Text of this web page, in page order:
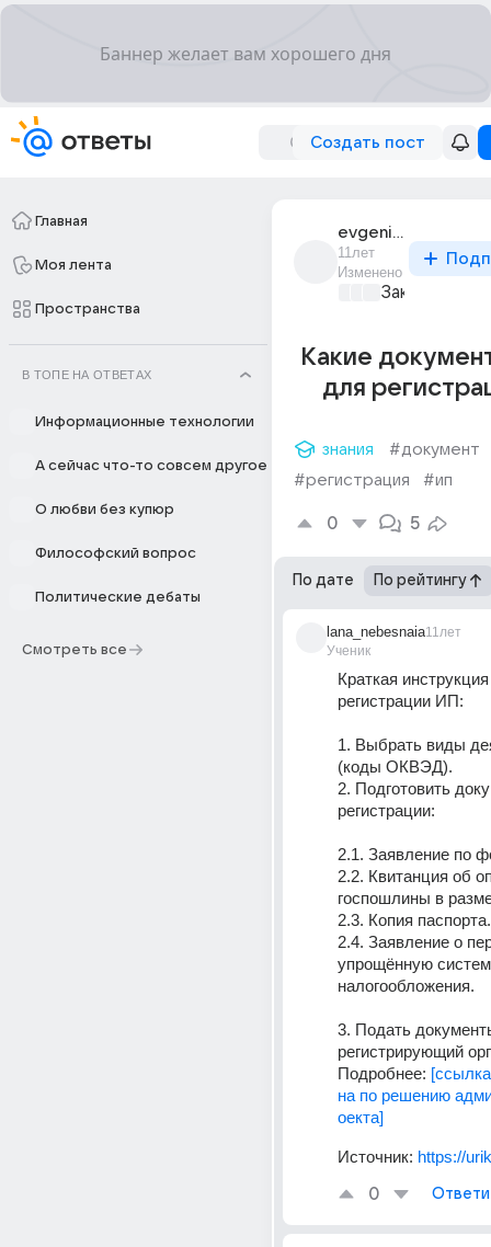
Создать пост
Главная
Моя лента
Пространства
В ТОПЕ НА ОТВЕТАХ
Информационные технологии
А сейчас что-то совсем другое
О любви без купюр
Философский вопрос
Политические дебаты
Смотреть все
evgenii_kopelev_1
11лет
Изменено
Закон и
Какие
для
знания
#документ
#регистрация
#ип
0 5
По дате По рейтингу
lana_nebesnaia
Ученик
11лет
Краткая
регистрации ИП:
1. Выбрать виды
(коды ОКВЭД).
2. Подготовить
регистрации:
2.1. Заявление по
2.2. Квитанция об
госпошлины в
2.3. Копия паспорта.
2.4. Заявление о
упрощённую
налогообложения.
3. Подать
регистрирующий
Подробнее:
на по решению
оекта]
Источник: https://
0